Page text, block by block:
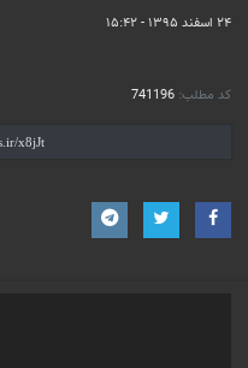
۲۴ اسفند ۱۳۹۵ - ۱۵:۴۲
کد مطلب: 741196